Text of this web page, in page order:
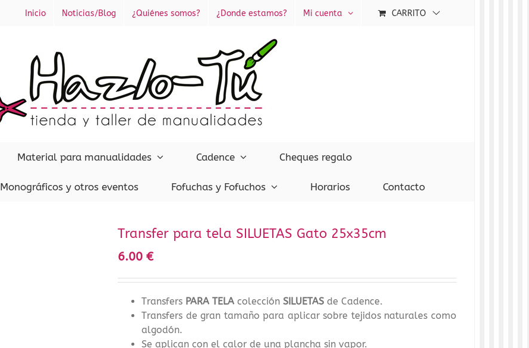
Inicio Noticias/Blog ¿Quiénes somos? ¿Donde estamos? Mi cuenta CARRITO
Material para manualidades Cadence Cheques regalo
Monográficos y otros eventos Fofuchas y Fofuchos Horarios Contacto
Transfer para tela SILUETAS Gato 25x35cm
6.00 €
Transfers PARA TELA colección SILUETAS de Cadence.
Transfers de gran tamaño para aplicar sobre tejidos naturales como
algodón.
Se aplican con el calor de una plancha sin vapor.